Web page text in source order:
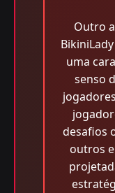
Outro
uma
senso
desafios
outros